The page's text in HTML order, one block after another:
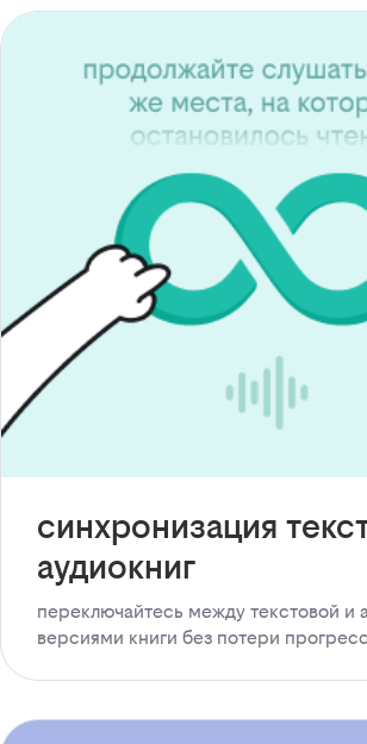
синхронизация
аудиокниг
переключайтесь между текстовой и
версиями книги без потери